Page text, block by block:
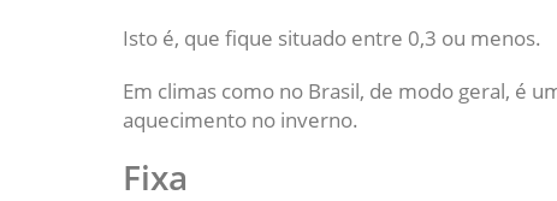
Isto é, que fique situado entre 0,3 ou menos.
Em climas como no Brasil, de modo geral, é
aquecimento no inverno.
Fixa